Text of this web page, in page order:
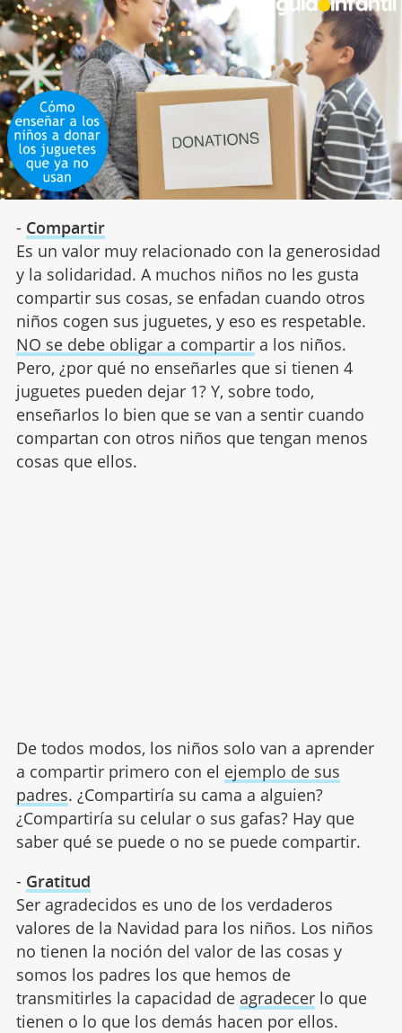
- Compartir
Es un valor muy relacionado con la generosidad
y la solidaridad. A muchos niños no les gusta
compartir sus cosas, se enfadan cuando otros
niños cogen sus juguetes, y eso es respetable.
NO se debe obligar a compartira los niños.
Pero, ¿por qué no enseñarles que si tienen 4
juguetes pueden dejar 1? Y, sobre todo,
enseñarlos lo bien que se van a sentir cuando
compartan con otros niños que tengan menos
cosas que ellos.
De todos modos, los niños solo van a aprender
a compartir primero con el ejemplo de sus
padres. ¿Compartiría su cama a alguien?
¿Compartiría su celular o sus gafas? Hay que
saber qué se puede o no se puede compartir.
- Gratitud
Ser agradecidos es uno de los verdaderos
valores de la Navidad para los niños. Los niños
no tienen la noción del valor de las cosas y
somos los padres los que hemos de
transmitirles la capacidad de agradecerlo que
tienen o lo que los demás hacen por ellos.